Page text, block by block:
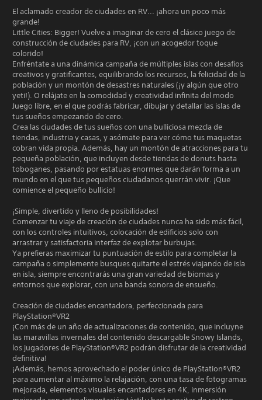
El aclamado creador de ciudades en RV... ¡ahora un poco más
grande!
Little Cities: Bigger! Vuelve a imaginar de cero el clásico juego de
construcción de ciudades para RV, ¡con un acogedor toque
colorido!
Enfréntate a una dinámica campaña de múltiples islas con desafíos
creativos y gratificantes, equilibrando los recursos, la felicidad de la
población y un montón de desastres naturales (¡y algún que otro
yeti!). O relájate en la comodidad y creatividad infinita del modo
Juego libre, en el que podrás fabricar, dibujar y detallar las islas de
tus sueños empezando de cero.
Crea las ciudades de tus sueños con una bulliciosa mezcla de
tiendas, industria y casas, y asómate para ver cómo tus maquetas
cobran vida propia. Además, hay un montón de atracciones para tu
pequeña población, que incluyen desde tiendas de donuts hasta
toboganes, pasando por estatuas enormes que darán forma a un
mundo en el que tus pequeños ciudadanos querrán vivir. ¡Que
comience el pequeño bullicio!
¡Simple, divertido y lleno de posibilidades!
Comenzar tu viaje de creación de ciudades nunca ha sido más fácil,
con los controles intuitivos, colocación de edificios solo con
arrastrar y satisfactoria interfaz de explotar burbujas.
Ya prefieras maximizar tu puntuación de estilo para completar la
campaña o simplemente busques quitarte el estrés viajando de isla
en isla, siempre encontrarás una gran variedad de biomas y
entornos que explorar, con una banda sonora de ensueño.
Creación de ciudades encantadora, perfeccionada para
PlayStation®VR2
¡Con más de un año de actualizaciones de contenido, que incluyne
las maravillas invernales del contenido descargable Snowy Islands,
los jugadores de PlayStation®VR2 podrán disfrutar de la creatividad
definitiva!
¡Además, hemos aprovechado el poder único de PlayStation®VR2
para aumentar al máximo la relajación, con una tasa de fotogramas
mejorada, elementos visuales encantadores en 4K, inmersión